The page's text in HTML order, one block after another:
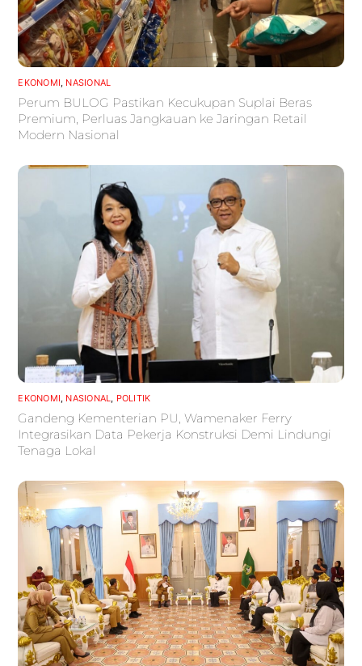
EKONOMI, NASIONAL
Perum BULOG Pastikan Kecukupan Suplai Beras
Premium, Perluas Jangkauan ke Jaringan Retail
Modern Nasional
EKONOMI, NASIONAL, POLITIK
Gandeng Kementerian PU, Wamenaker Ferry
Integrasikan Data Pekerja Konstruksi Demi Lindungi
Tenaga Lokal